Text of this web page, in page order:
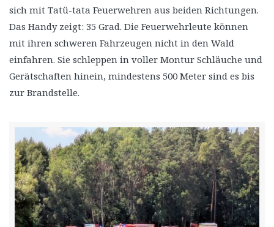
sich mit Tatü-tata Feuerwehren aus beiden Richtungen.
Das Handy zeigt: 35 Grad. Die Feuerwehrleute können
mit ihren schweren Fahrzeugen nicht in den Wald
einfahren. Sie schleppen in voller Montur Schläuche und
Gerätschaften hinein, mindestens 500 Meter sind es bis
zur Brandstelle.